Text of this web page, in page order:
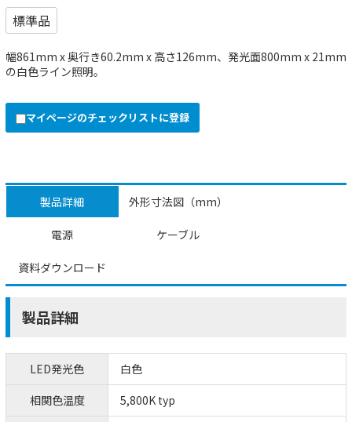
標準品
幅861mm x 奥行き60.2mm x 高さ126mm、発光面800mm x 21mm
の白色ライン照明。
マイページのチェックリストに登録
製品詳細 外形寸法図（mm）
電源 ケーブル
資料ダウンロード
製品詳細
LED発光色
白色
相関色温度
5,800K typ